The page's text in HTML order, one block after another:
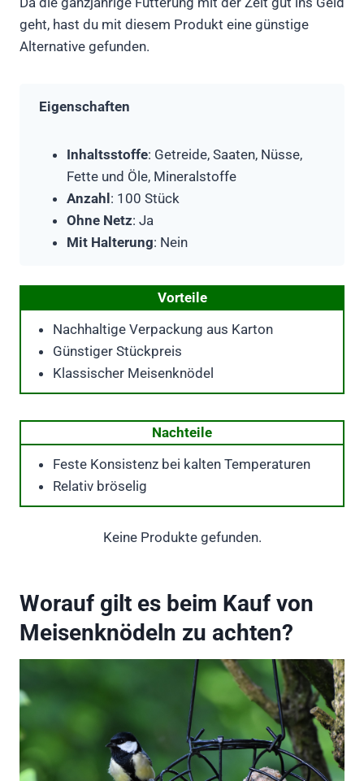
geht, hast du mit diesem Produkt eine günstige
Alternative gefunden.
Eigenschaften
Inhaltsstoffe: Getreide, Saaten, Nüsse,
Fette und Öle, Mineralstoffe
Anzahl : 100 Stück
Ohne Netz: Ja
Mit Halterung: Nein
Vorteile
Nachhaltige Verpackung aus Karton
Günstiger Stückpreis
Klassischer Meisenknödel
Nachteile
Feste Konsistenz bei kalten Temperaturen
Relativ bröselig
Keine Produkte gefunden.
Worauf gilt es beim Kauf von
Meisenknödeln zu achten?